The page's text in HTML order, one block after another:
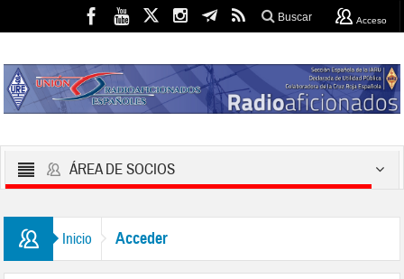
Buscar Acceso
ÁREA DE SOCIOS
Inicio Acceder